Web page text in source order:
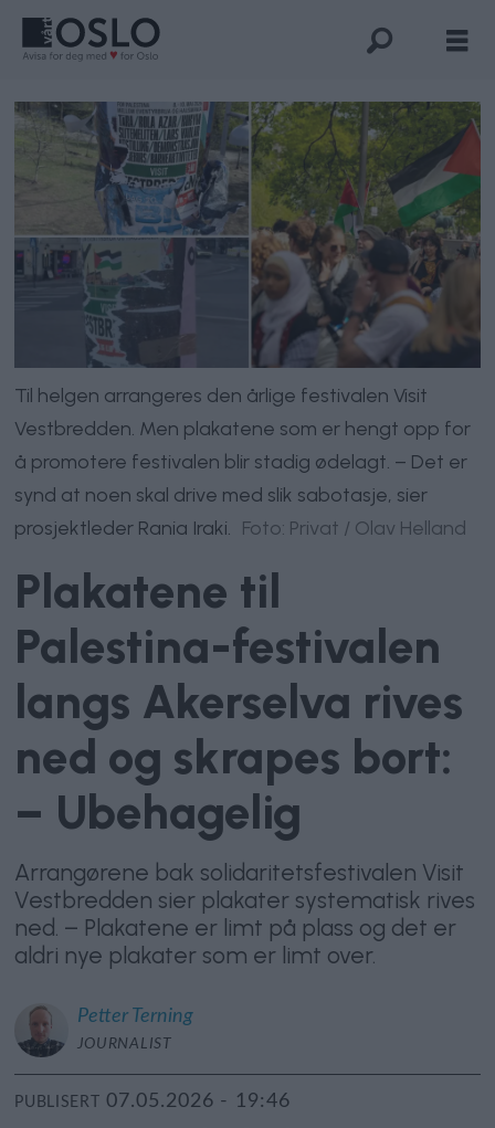
Til helgen arrangeres den årlige festivalen Visit
Vestbredden. Men plakatene som er hengt opp for
å promotere festivalen blir stadig ødelagt. – Det er
synd at noen skal drive med slik sabotasje, sier
prosjektleder Rania Iraki.
Foto: Privat / Olav Helland
Plakatene til
Palestina-festivalen
langs Akerselva rives
ned og skrapes bort:
– Ubehagelig
Arrangørene bak solidaritetsfestivalen Visit
Vestbredden sier plakater systematisk rives
ned. – Plakatene er limt på plass og det er
aldri nye plakater som er limt over.
Petter Terning
JOURNALIST
PUBLISERT 07.05.2026 - 19:46